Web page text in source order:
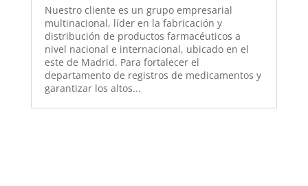
Nuestro cliente es un grupo empresarial
multinacional, líder en la fabricación y
distribución de productos farmacéuticos a
nivel nacional e internacional, ubicado en el
este de Madrid. Para fortalecer el
departamento de registros de medicamentos y
garantizar los altos...